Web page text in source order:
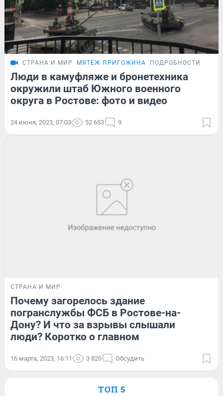
СТРАНА И МИР МЯТЕЖ ПРИГОЖИНА ПОДРОБНОСТИ
Люди в камуфляже и бронетехника
окружили штаб Южного военного
округа в Ростове: фото и видео
24 июня, 2023, 07:03 52 653 9
СТРАНА И МИР
Почему загорелось здание
погранслужбы ФСБ в Ростове-на-
Дону? И что за взрывы слышали
люди? Коротко о главном
16 марта, 2023, 16:11 3 820 Обсудить
ТОП 5